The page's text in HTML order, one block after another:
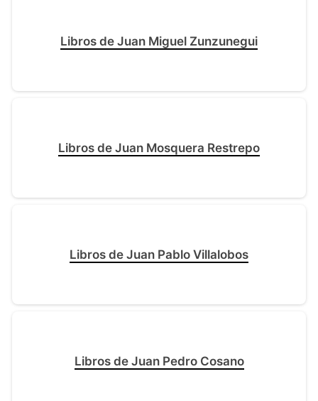
Libros de Juan Miguel Zunzunegui
Libros de Juan Mosquera Restrepo
Libros de Juan Pablo Villalobos
Libros de Juan Pedro Cosano